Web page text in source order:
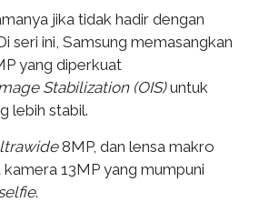
jika tidak hadir dengan
seri ini, Samsung memasangkan
yang diperkuat
Stabilization (OIS)untuk
lebih stabil.
8MP, dan lensa makro
kamera 13MP yang mumpuni
.